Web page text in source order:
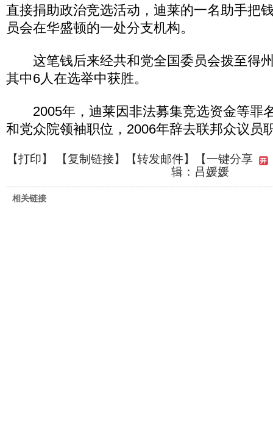
直接捐助政治竞选活动，迪莱的一名助手把
员会在华盛顿的一处分支机构。
这笔钱后来经共和党全国委员会拨至得
其中6人在选举中获胜。
2005年，迪莱因非法募集竞选资金等罪
和党众院领袖职位，2006年辞去联邦众议员
【打印】 【复制链接】【转发邮件】
【一键分享
辑：吕媛媛
相关链接